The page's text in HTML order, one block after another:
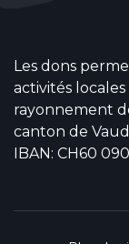
Les dons
activités
rayonnement
canton de Vaud
IBAN: CH60